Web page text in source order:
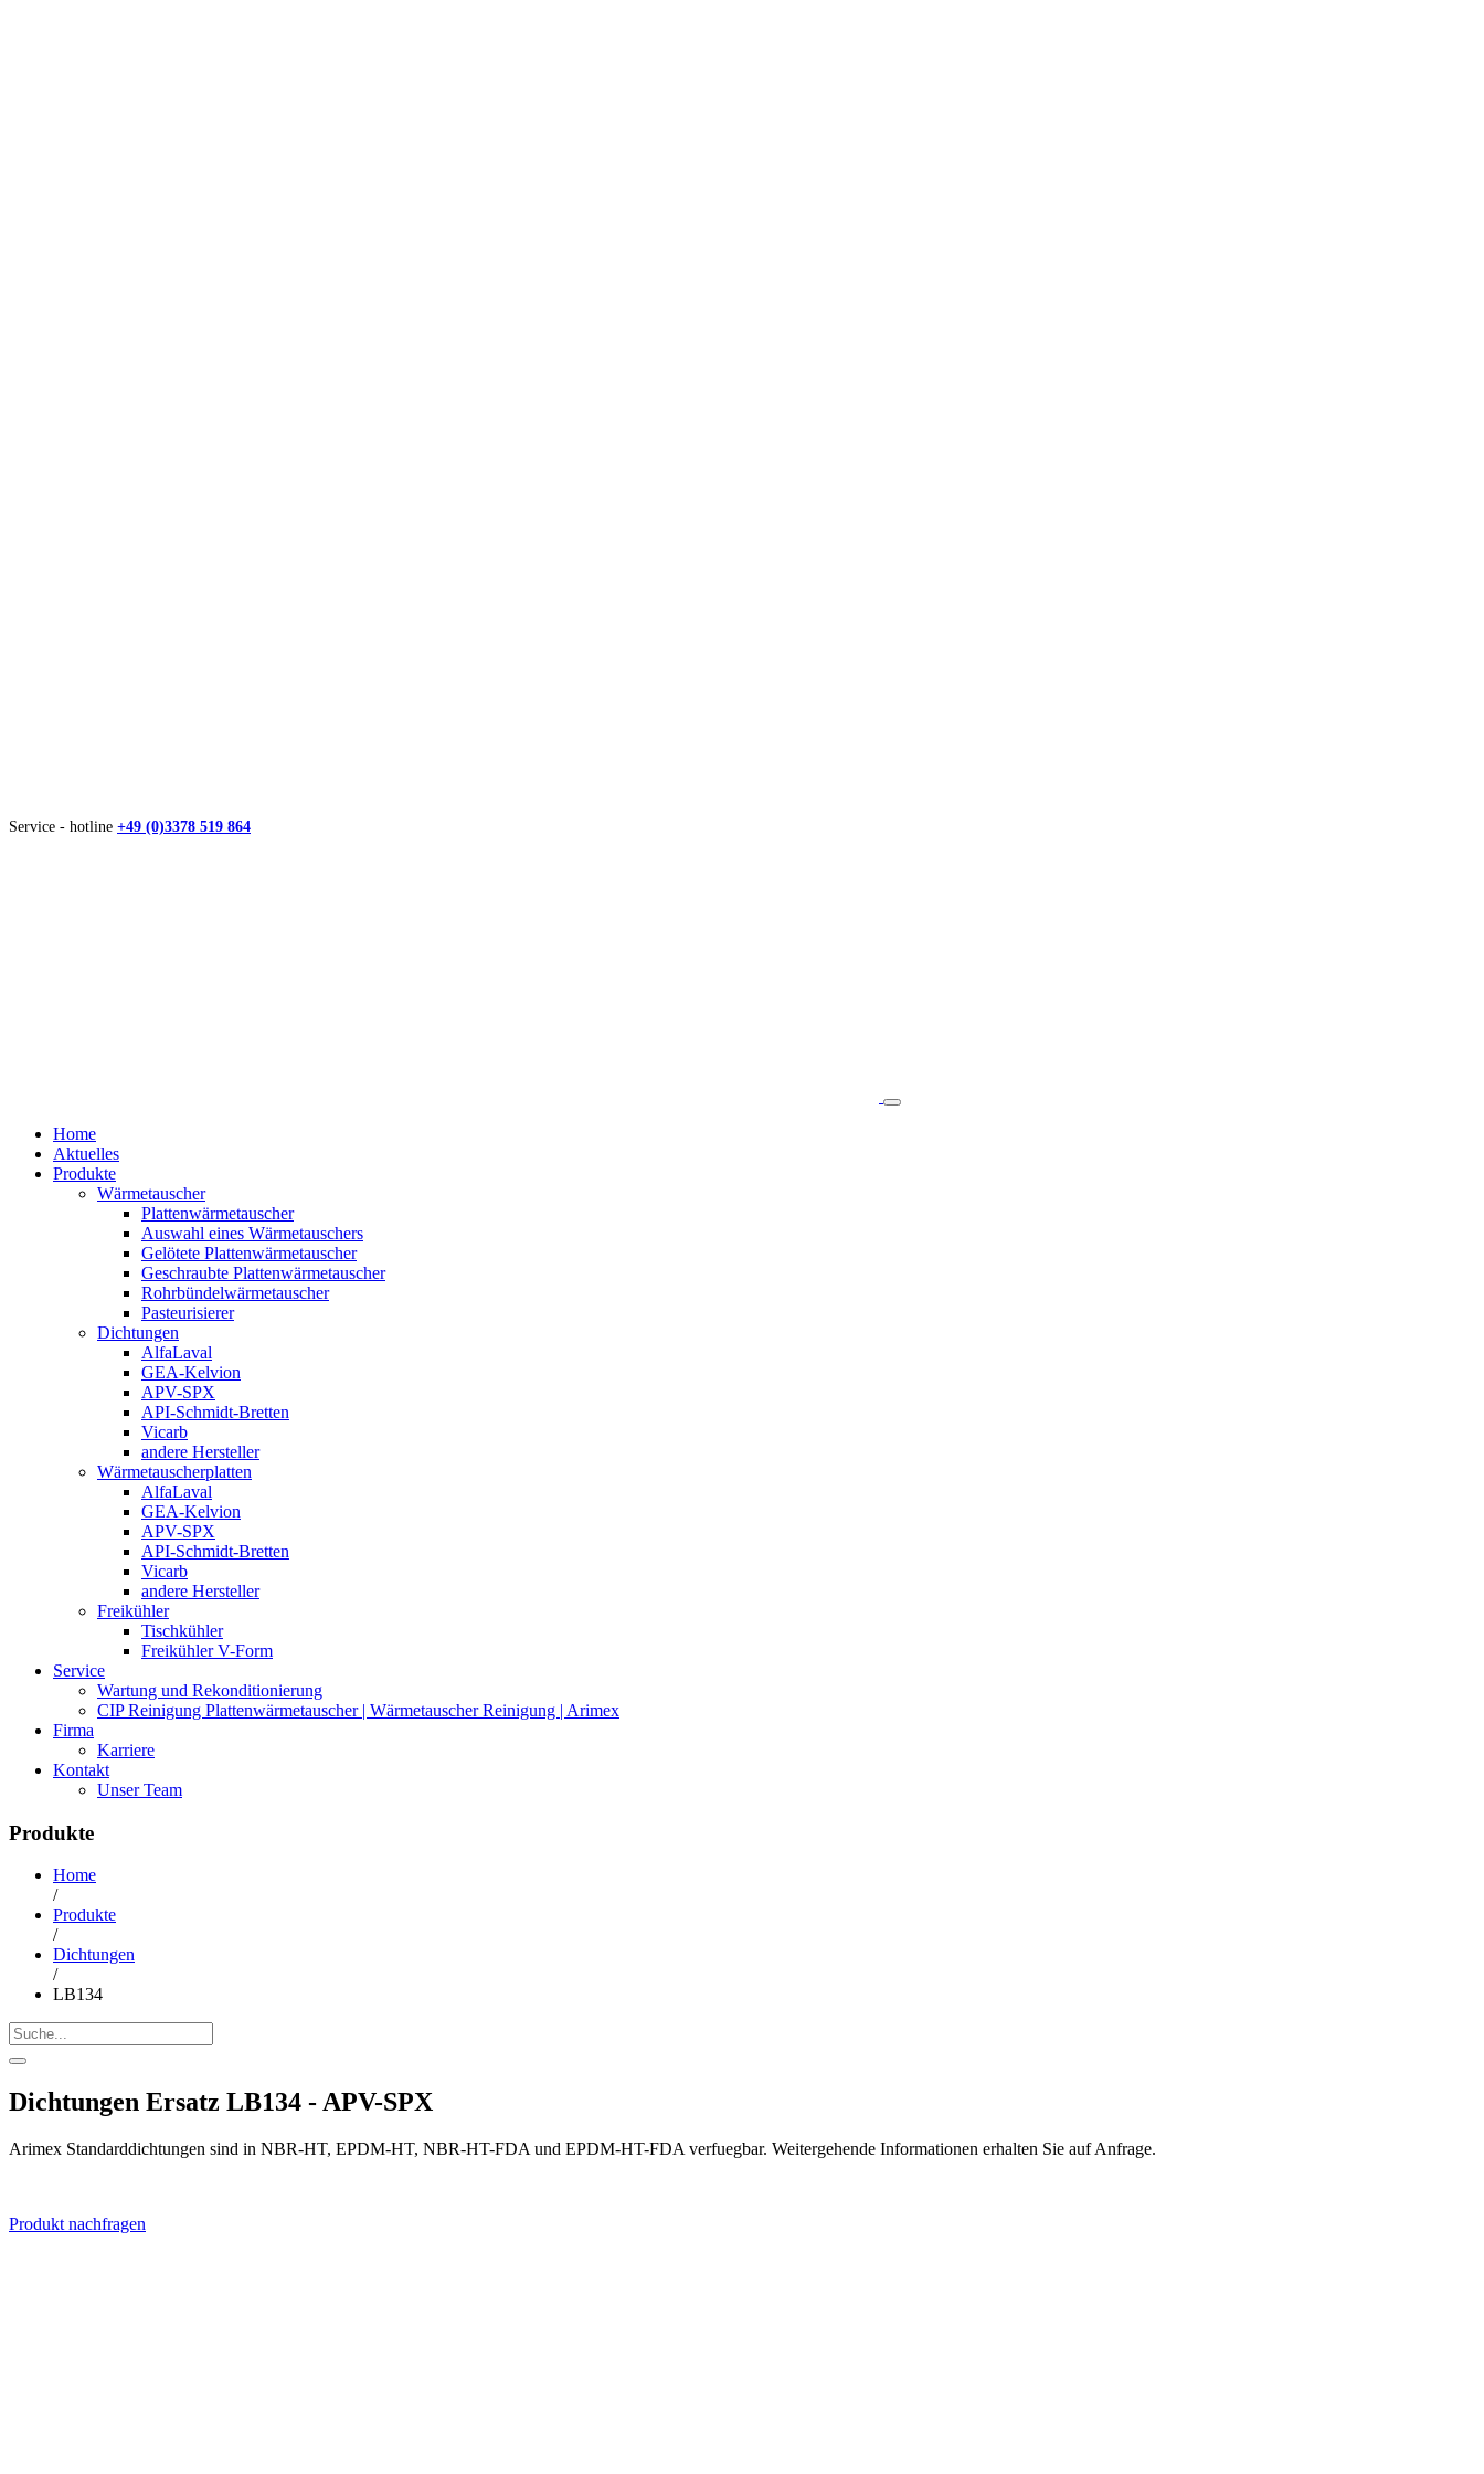
Service - hotline +49 (0)3378 519 864
Home
Aktuelles
Produkte
Wärmetauscher
Plattenwärmetauscher
Auswahl eines Wärmetauschers
Gelötete Plattenwärmetauscher
Geschraubte Plattenwärmetauscher
Rohrbündelwärmetauscher
Pasteurisierer
Dichtungen
AlfaLaval
GEA-Kelvion
APV-SPX
API-Schmidt-Bretten
Vicarb
andere Hersteller
Wärmetauscherplatten
AlfaLaval
GEA-Kelvion
APV-SPX
API-Schmidt-Bretten
Vicarb
andere Hersteller
Freikühler
Tischkühler
Freikühler V-Form
Service
Wartung und Rekonditionierung
CIP Reinigung Plattenwärmetauscher | Wärmetauscher Reinigung | Arimex
Firma
Karriere
Kontakt
Unser Team
Produkte
Home
/
Produkte
/
Dichtungen
/
LB134
Dichtungen Ersatz LB134 - APV-SPX
Arimex Standarddichtungen sind in NBR-HT, EPDM-HT, NBR-HT-FDA und EPDM-HT-FDA verfuegbar. Weitergehende Informationen erhalten Sie auf Anfrage.
Produkt nachfragen